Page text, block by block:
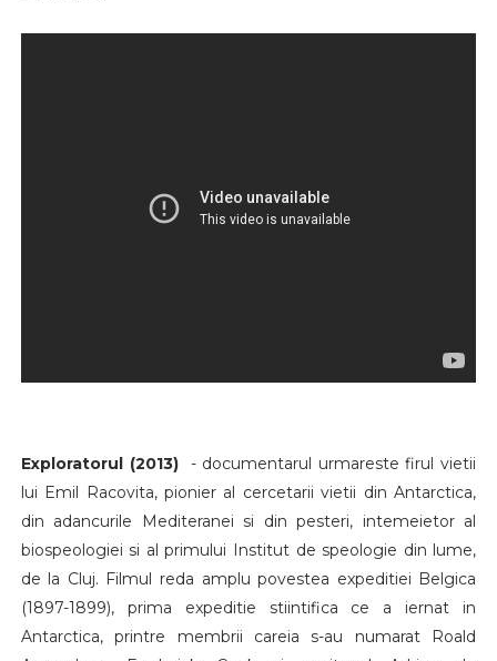
Exploratorul (2013)- documentarul urmareste firul vietii
lui Emil Racovita, pionier al cercetarii vietii din Antarctica,
din adancurile Mediteranei si din pesteri, intemeietor al
biospeologiei si al primului Institut de speologie din lume,
de la Cluj. Filmul reda amplu povestea expeditiei Belgica
(1897-1899), prima expeditie stiintifica ce a iernat in
Antarctica, printre membrii careia s-au numarat Roald